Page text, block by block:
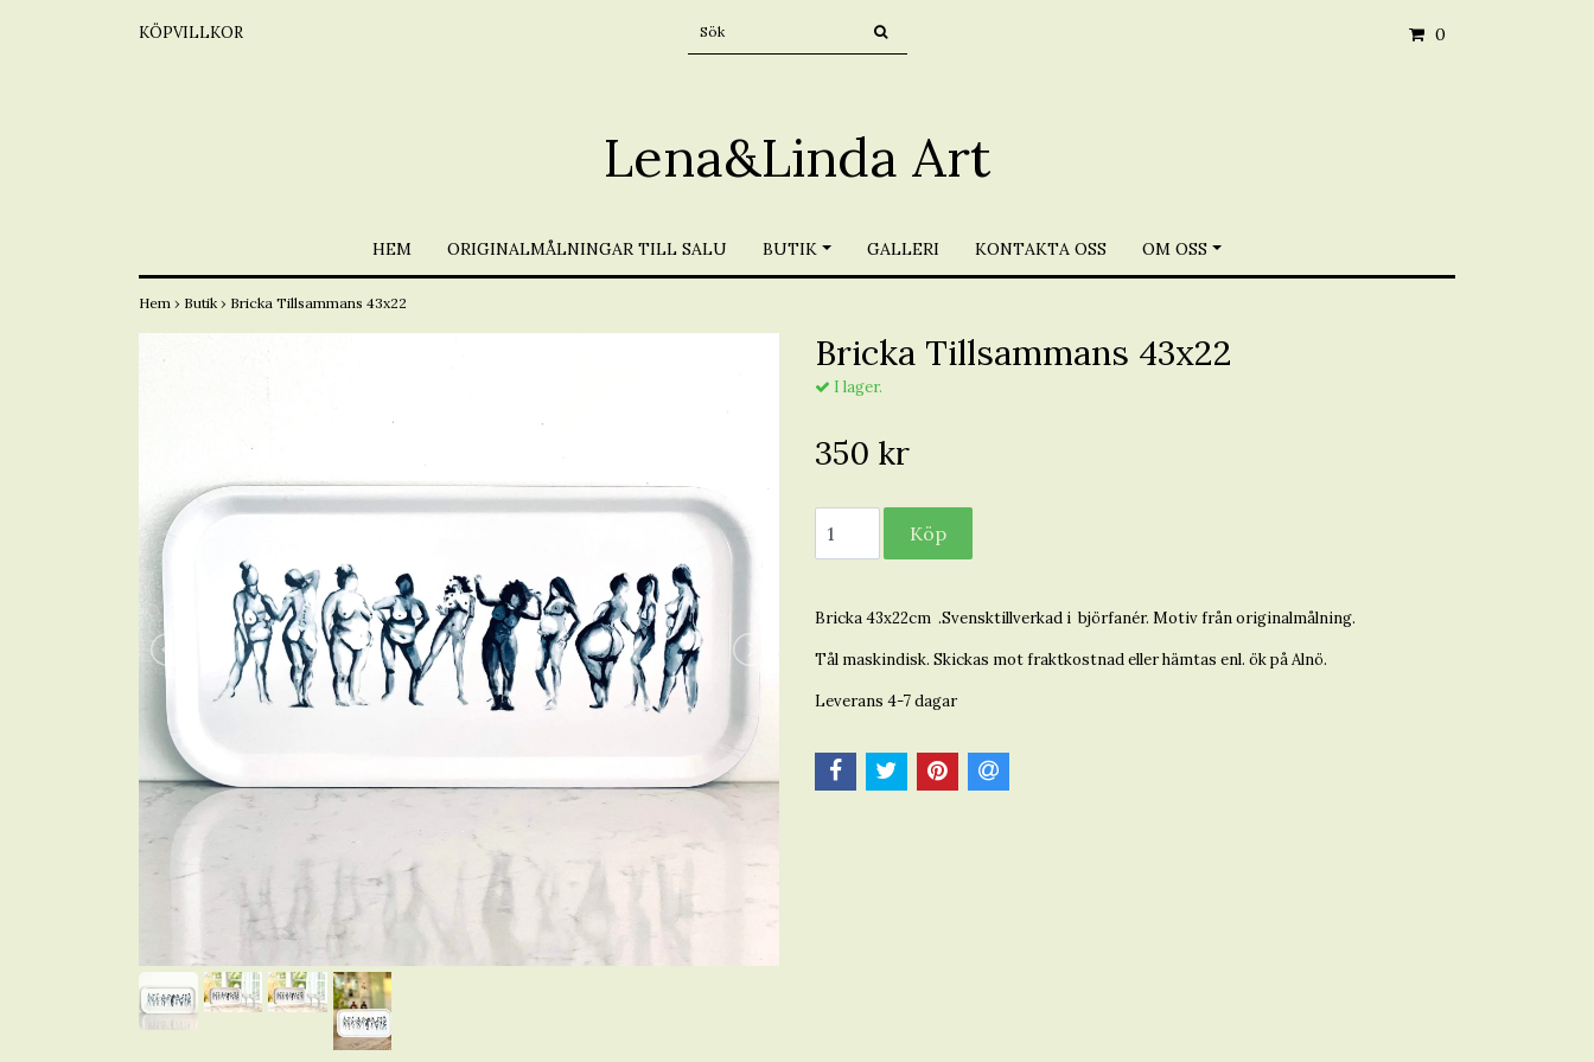
KÖPVILLKOR 0
Lena&Linda Art
HEM ORIGINALMÅLNINGAR TILL SALU BUTIK GALLERI KONTAKTA OSS OM OSS
Hem › Butik › Bricka Tillsammans 43x22
Bricka Tillsammans 43x22
I lager.
350 kr
Bricka 43x22cm .Svensktillverkad i björfanér. Motiv från originalmålning.
Tål maskindisk. Skickas mot fraktkostnad eller hämtas enl. ök på Alnö.
Leverans 4-7 dagar